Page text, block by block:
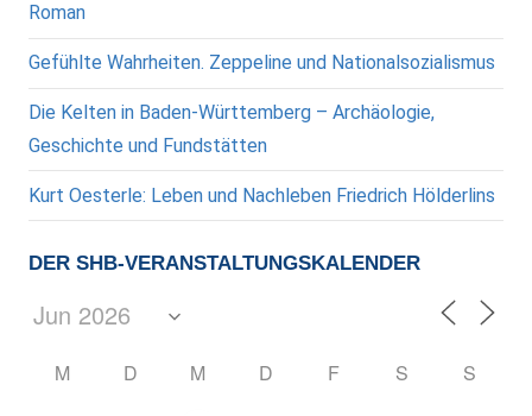
Roman
Gefühlte Wahrheiten. Zeppeline und Nationalsozialismus
Die Kelten in Baden-Württemberg – Archäologie,
Geschichte und Fundstätten
Kurt Oesterle: Leben und Nachleben Friedrich Hölderlins
DER SHB-VERANSTALTUNGSKALENDER
M D M D F S S